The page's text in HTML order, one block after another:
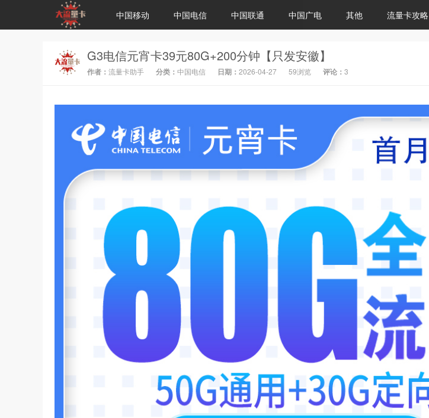
中国移动 中国电信 中国联通 中国广电 其他 流量卡攻略
G3电信元宵卡39元80G+200分钟【只发安徽】
作者： 流量卡助手 分类： 中国电信 日期： 2026-04-27 59浏览 评论： 3